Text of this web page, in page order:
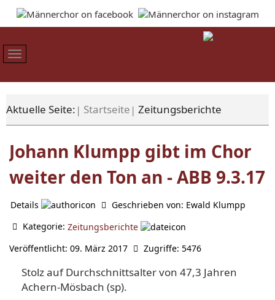
Aktuelle Seite: Startseite Zeitungsberichte
Johann Klumpp gibt im Chor
weiter den Ton an - ABB 9.3.17
Details Geschrieben von: Ewald Klumpp
Kategorie: Zeitungsberichte
Veröffentlicht: 09. März 2017
Zugriffe: 5476
Stolz auf Durchschnittsalter von 47,3 Jahren
Achern-Mösbach (sp).